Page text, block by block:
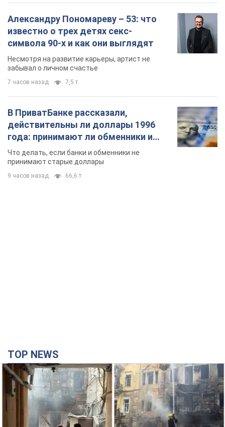
года: принимают ли обменники и
банки такие купюры
Что делать, если банки и обменники не
принимают старые доллары
9 часов назад 66,6 т.
Российская армия совершила массированную
атаку на Одессу: горела историческая часть
города, есть пострадавшие. Фото и видео
Для террора враг применил ракеты и дроны
40,3 т.